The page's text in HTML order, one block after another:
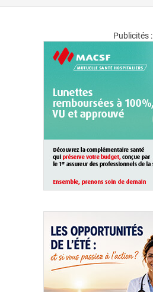
Publicités :